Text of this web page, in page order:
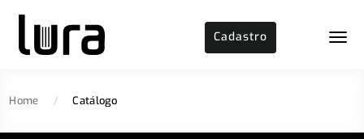
Cadastro
Home / Catálogo